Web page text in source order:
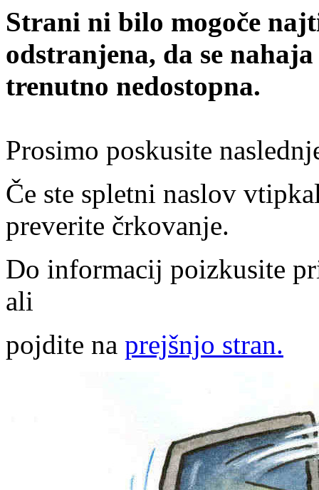
Strani ni bilo mogoče
odstranjena, da se
trenutno nedostopna.
Prosimo poskusite
Če ste spletni naslov
preverite črkovanje.
Do informacij poizkusite
ali
pojdite na prejšnjo stran.